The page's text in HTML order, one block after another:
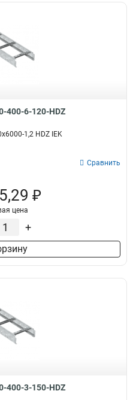
400-6-120-HDZ
1,2 HDZ IEK
Сравнить
₽
цена
+
400-3-150-HDZ